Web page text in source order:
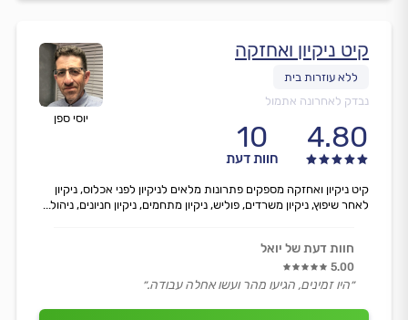
יוסי ספן
קיט ניקיון ואחזקה
נבדק לאחרונה אתמול
4.80
10
חוות דעת
קיט ניקיון ואחזקה מספקים פתרונות מלאים לניקיון לפני אכלוס, ניקיון
לאחר שיפוץ, ניקיון משרדים, פוליש, ניקיון מתחמים, ניקיון חניונים, ניהול...
חוות דעת של יואל
5.00
״היו זמינים, הגיעו מהר ועשו אחלה עבודה.״